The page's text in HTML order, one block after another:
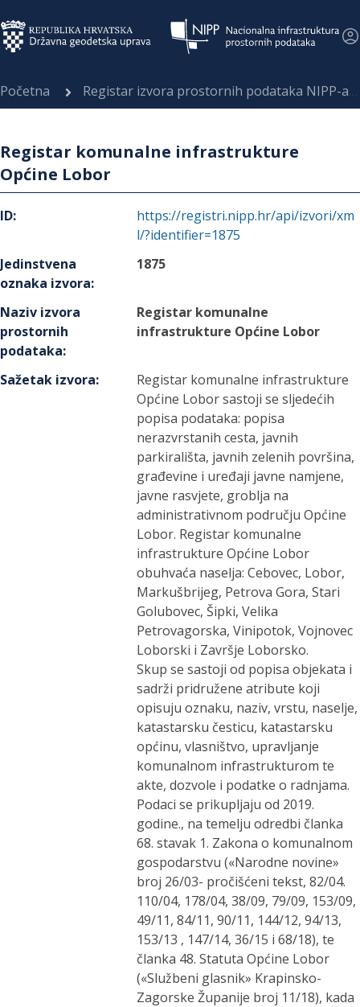
Početna Registar izvora prostornih podataka NIPP-a
Registar komunalne infrastrukture
Općine Lobor
ID:
https://registri.nipp.hr/api/izvori/xm
l/?identifier=1875
Jedinstvena
oznaka izvora:
1875
Naziv izvora
prostornih
podataka:
Registar komunalne
infrastrukture Općine Lobor
Sažetak izvora:
Registar komunalne infrastrukture
Općine Lobor sastoji se sljedećih
popisa podataka: popisa
nerazvrstanih cesta, javnih
parkirališta, javnih zelenih površina,
građevine i uređaji javne namjene,
javne rasvjete, groblja na
administrativnom području Općine
Lobor. Registar komunalne
infrastrukture Općine Lobor
obuhvaća naselja: Cebovec, Lobor,
Markušbrijeg, Petrova Gora, Stari
Golubovec, Šipki, Velika
Petrovagorska, Vinipotok, Vojnovec
Loborski i Završje Loborsko.
Skup se sastoji od popisa objekata i
sadrži pridružene atribute koji
opisuju oznaku, naziv, vrstu, naselje,
katastarsku česticu, katastarsku
općinu, vlasništvo, upravljanje
komunalnom infrastrukturom te
akte, dozvole i podatke o radnjama.
Podaci se prikupljaju od 2019.
godine., na temelju odredbi članka
68. stavak 1. Zakona o komunalnom
gospodarstvu («Narodne novine»
broj 26/03- pročišćeni tekst, 82/04.
110/04, 178/04, 38/09, 79/09, 153/09,
49/11, 84/11, 90/11, 144/12, 94/13,
153/13 , 147/14, 36/15 i 68/18), te
članka 48. Statuta Općine Lobor
(«Službeni glasnik» Krapinsko-
Zagorske Županije broj 11/18), kada